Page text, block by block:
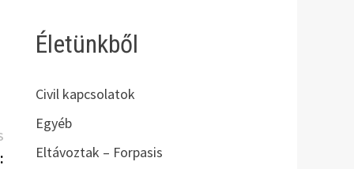
Következő
bejegyzés:
Életünkből
Civil kapcsolatok
Egyéb
Eltávoztak – Forpasis